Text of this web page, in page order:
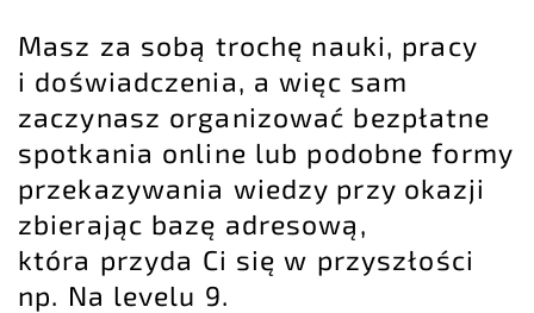
Masz za sobą trochę nauki, pracy
i doświadczenia, a więc sam
zaczynasz organizować bezpłatne
spotkania online lub podobne formy
przekazywania wiedzy przy okazji
zbierając bazę adresową,
która przyda Ci się w przyszłości
np. Na levelu 9.